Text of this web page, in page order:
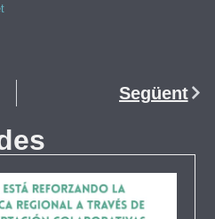
Següent